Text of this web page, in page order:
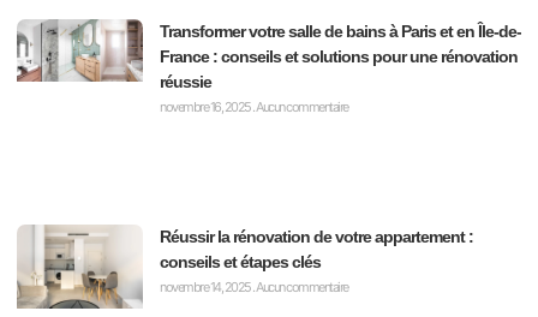
Transformer votre salle de bains à Paris et en Île-de-
France : conseils et solutions pour une rénovation
réussie
novembre 16, 2025Aucun commentaire
Réussir la rénovation de votre appartement :
conseils et étapes clés
novembre 14, 2025Aucun commentaire